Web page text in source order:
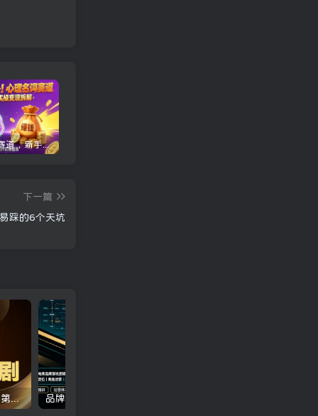
心理名词赛道，新手小白也能做，全流程项目拆解，单日变现1k+
下一篇
踩的6个天坑
多参宗Ai仿真人短剧训练营第四期，全流程落地，新手也能做爆款短剧，稳稳抓住风口红利